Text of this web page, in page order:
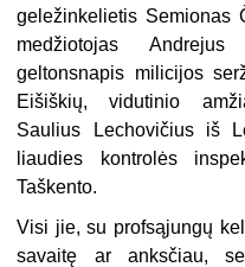
geležinkelietis Semionas
medžiotojas
geltonsnapis milicijos
Eišiškių, vidutinio
Saulius Lechovičius iš
liaudies kontrolės
Taškento.
Visi jie, su profsąjungų
savaitę ar anksčiau,